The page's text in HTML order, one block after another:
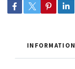
INFORMATION